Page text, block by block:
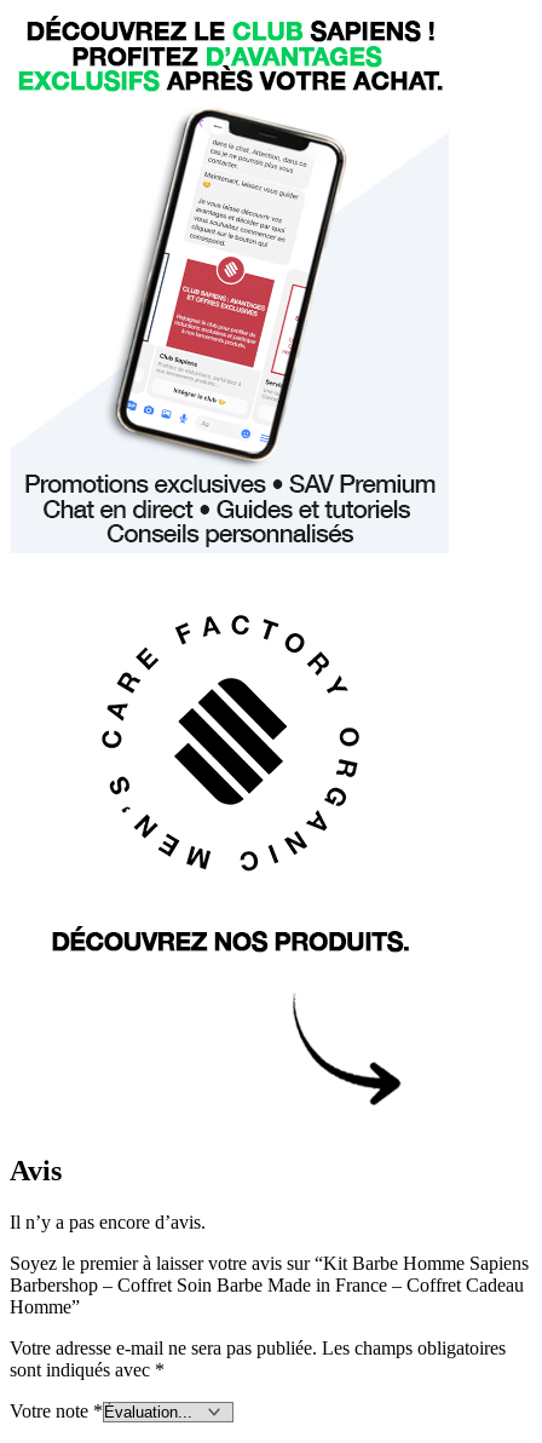
Avis
Il n’y a pas encore d’avis.
Soyez le premier à laisser votre avis sur “Kit Barbe Homme Sapiens
Barbershop – Coffret Soin Barbe Made in France – Coffret Cadeau
Homme”
Votre adresse e-mail ne sera pas publiée. Les champs obligatoires
sont indiqués avec *
Votre note *